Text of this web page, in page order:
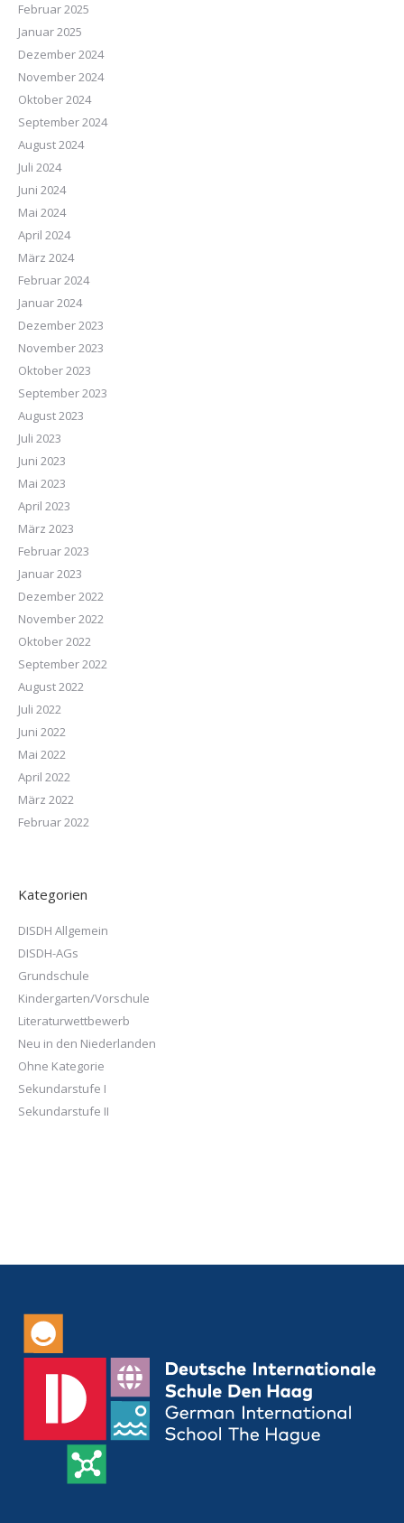
Februar 2025
Januar 2025
Dezember 2024
November 2024
Oktober 2024
September 2024
August 2024
Juli 2024
Juni 2024
Mai 2024
April 2024
März 2024
Februar 2024
Januar 2024
Dezember 2023
November 2023
Oktober 2023
September 2023
August 2023
Juli 2023
Juni 2023
Mai 2023
April 2023
März 2023
Februar 2023
Januar 2023
Dezember 2022
November 2022
Oktober 2022
September 2022
August 2022
Juli 2022
Juni 2022
Mai 2022
April 2022
März 2022
Februar 2022
Kategorien
DISDH Allgemein
DISDH-AGs
Grundschule
Kindergarten/Vorschule
Literaturwettbewerb
Neu in den Niederlanden
Ohne Kategorie
Sekundarstufe I
Sekundarstufe II